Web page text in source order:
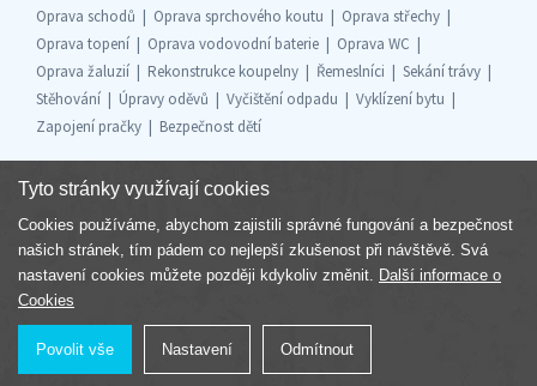
Oprava schodů
Oprava sprchového koutu
Oprava střechy
Oprava topení
Oprava vodovodní baterie
Oprava WC
Oprava žaluzií
Rekonstrukce koupelny Řemeslníci
Sekání trávy
Stěhování
Úpravy oděvů Vyčištění odpadu
Vyklízení bytu
Zapojení pračky
Bezpečnost dětí
Součást skupiny
Tyto stránky využívají cookies
Cookies používáme, abychom zajistili správné fungování a bezpečnost
našich stránek, tím pádem co nejlepší zkušenost při návštěvě. Svá
nastavení cookies můžete později kdykoliv změnit. Další informace o
Cookies
Povolit vše Nastavení Odmítnout